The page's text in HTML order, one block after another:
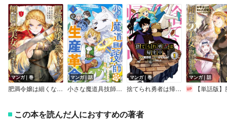
マンガ｜巻
肥満令嬢は細くなり、後は傾国の美女（物理）として生きるのみ＠COMIC
マンガ｜話
小さな魔道具技師のらくらく生産革命～なんでも作れるチートジョブで第二の人生謳歌する～【分冊版】
マンガ｜巻
捨てられ勇者は帰宅中
マンガ｜話
【単話版】肥満令嬢は細くなり、後は傾国の美女（物理）として生き
この本を読んだ人におすすめの著者